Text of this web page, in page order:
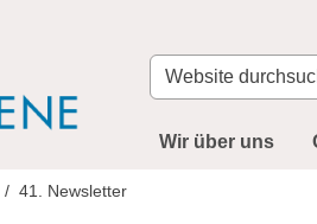
Website
durchsuchen
Wir über uns
41. Newsletter